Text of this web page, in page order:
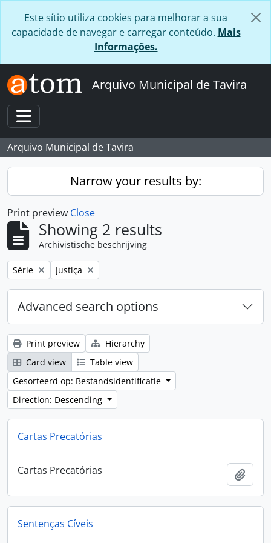
Este sítio utiliza cookies para melhorar a sua
capacidade de navegar e carregar conteúdo. Mais
Informações.
Arquivo Municipal de Tavira
Toggle navigation
Arquivo Municipal de Tavira
Narrow your results by:
Print preview Close
Showing 2 results
Archivistische beschrijving
Remove filter:
Série Remove filter:
Justiça
Advanced search options
Print preview
Hierarchy
Card view
Table view
Gesorteerd op: Bestandsidentificatie
Direction: Descending
Cartas Precatórias
Cartas Precatórias
Sentenças Cíveis